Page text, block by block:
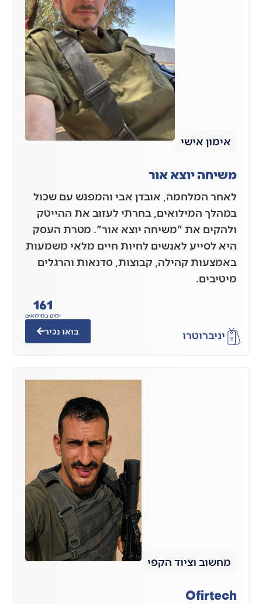
אימון אישי
משיחה יוצא אור
לאחר המלחמה, אובדן אבי והמפגש עם שכול
במהלך המילואים, בחרתי לעזוב את ההייטק
ולהקים את "משיחה יוצא אור". מטרת העסק
היא לסייע לאנשים לחיות חיים מלאי משמעות
באמצעות קהילה, קבוצות, סדנאות והרגלים
מיטיבים.
יניברוטרו
ימים במילואים
161
בואו נכיר
מחשוב וציוד הקפי
Ofirtech